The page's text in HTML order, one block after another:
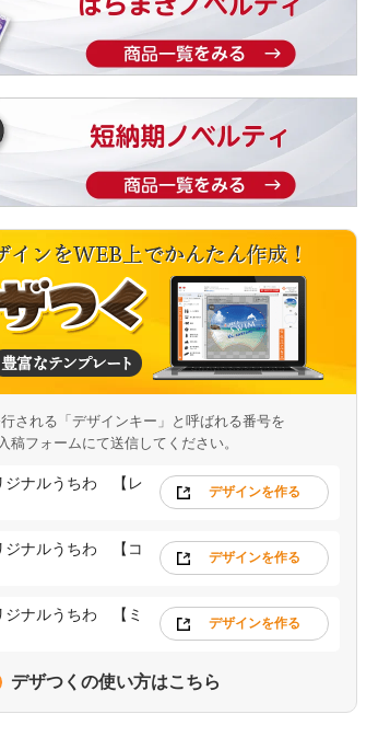
される「デザインキー」と呼ばれる番号を
稿フォームにて送信してください。
ジナルうちわ 【レ
デザインを作る
ジナルうちわ 【コ
デザインを作る
ジナルうちわ 【ミ
デザインを作る
デザつくの使い方はこちら